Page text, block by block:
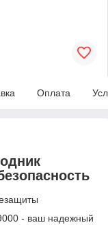
Оплата
- ваш надежный